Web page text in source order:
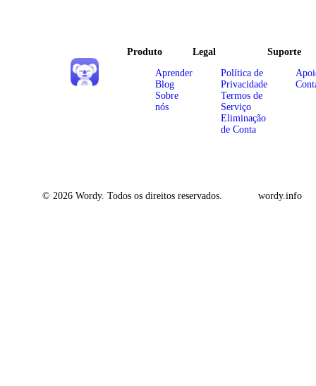
Produto
Aprender
Blog
Sobre
nós
Legal
Política de
Privacidade
Termos de
Serviço
Eliminação
de Conta
Suporte
© 2026 Wordy. Todos os direitos reservados. wordy.info